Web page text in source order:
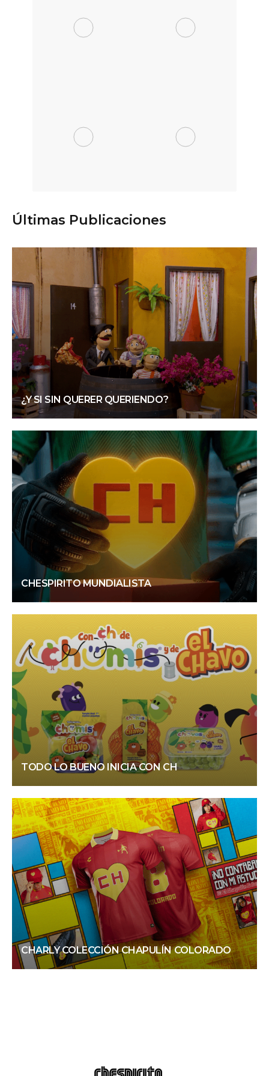
Últimas Publicaciones
¿Y SI SIN QUERER QUERIENDO?
CHESPIRITO MUNDIALISTA
TODO LO BUENO INICIA CON CH
CHARLY COLECCIÓN CHAPULÍN COLORADO